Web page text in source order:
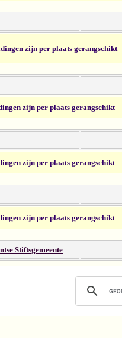
zijn per plaats gerangschikt
zijn per plaats gerangschikt
zijn per plaats gerangschikt
zijn per plaats gerangschikt
Stiftsgemeente